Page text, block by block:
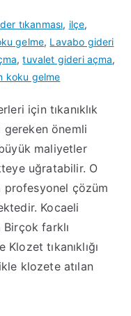
tıkanması, ilçe,
gelme, Lavabo gideri
,tuvalet gideri açma,
koku gelme
için tıkanıklık
önemli
maliyetler
uğratabilir. O
profesyonel çözüm
Kocaeli
Birçok farklı
tıkanıklığı
klozete atılan